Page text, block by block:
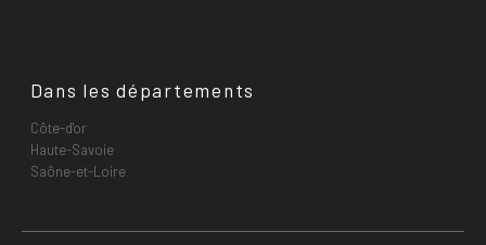
Dans les départements
Côte-d'or
Haute-Savoie
Saône-et-Loire